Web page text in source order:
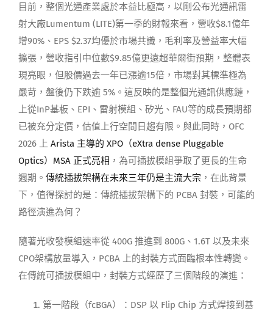
目前，整個光通產業處於本益比極高，以剛公布光通訊雷
射大廠Lumentum (LITE)第一季的財報來看，營收$8.1億年
增90%、EPS $2.37均優於市場共識，毛利率及營益率大幅
擴張，營收指引中位數$9.85億更遠超華爾街預期，整體表
現亮眼，但股價過去一年已漲逾15倍，市場對其標準極為
嚴苛，盤後仍下跌逾 5%。這反映的是整個光通訊供應鏈，
上從InP基板、EPI、雷射模組、矽光、FAU等的成長預期都
已被充分定價，估值上行空間日趨有限。與此同時，OFC
2026 上 Arista 主導的 XPO（eXtra dense Pluggable
Optics）MSA 正式亮相 ，為可插拔模組爭取了更長的生命
週期。 傳統插拔架構在未來三年仍是主流大宗 ，在此背景
下，值得探討的是：傳統插拔架構下的 PCBA 封裝，可能的
路徑演進為何？
隨著光收發模組速率從 400G 推進到 800G、1.6T 以及未來
CPO架構放量導入，PCBA 上的封裝方式面臨根本性轉變。
在傳統可插拔模組中，封裝方式經歷了三個階段的演進：
第一階段（fcBGA）：DSP 以 Flip Chip 方式焊接到基